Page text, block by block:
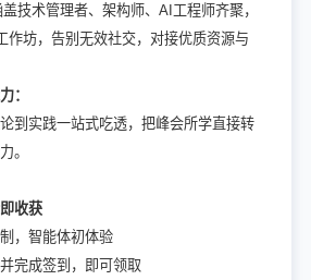
技术管理者、架构师、AI工程师齐聚，
作坊，告别无效社交，对接优质资源与
：
到实践一站式吃透，把峰会所学直接转
。
收获
，智能体初体验
完成签到，即可领取